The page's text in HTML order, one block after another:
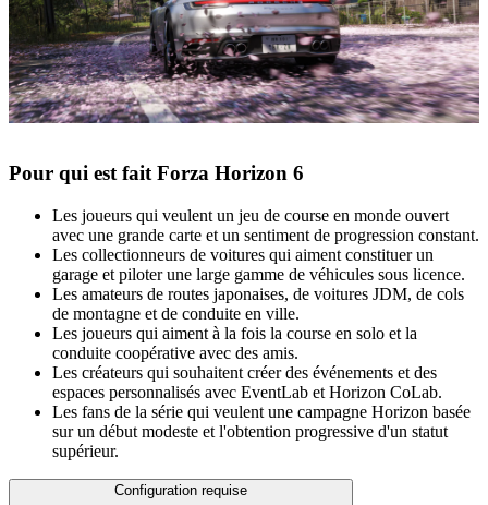
Pour qui est fait Forza Horizon 6
Les joueurs qui veulent un jeu de course en monde ouvert
avec une grande carte et un sentiment de progression constant.
Les collectionneurs de voitures qui aiment constituer un
garage et piloter une large gamme de véhicules sous licence.
Les amateurs de routes japonaises, de voitures JDM, de cols
de montagne et de conduite en ville.
Les joueurs qui aiment à la fois la course en solo et la
conduite coopérative avec des amis.
Les créateurs qui souhaitent créer des événements et des
espaces personnalisés avec EventLab et Horizon CoLab.
Les fans de la série qui veulent une campagne Horizon basée
sur un début modeste et l'obtention progressive d'un statut
supérieur.
Configuration requise